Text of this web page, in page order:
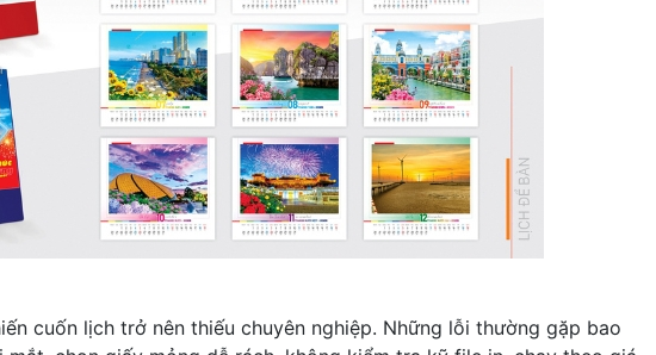
cuốn lịch trở nên thiếu chuyên nghiệp. Những lỗi thường gặp bao